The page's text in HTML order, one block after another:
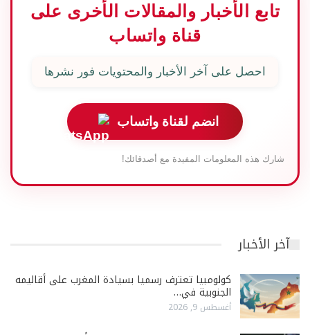
تابع الأخبار والمقالات الأخرى على
قناة واتساب
احصل على آخر الأخبار والمحتويات فور نشرها
انضم لقناة واتساب
شارك هذه المعلومات المفيدة مع أصدقائك!
آخر الأخبار
كولومبيا تعترف رسميا بسيادة المغرب على أقاليمه
الجنوبية في…
أغسطس 9, 2026